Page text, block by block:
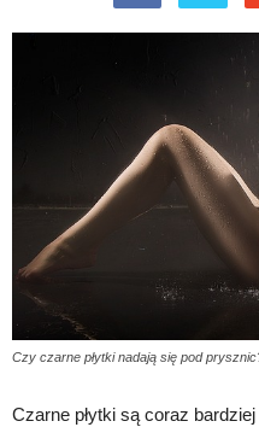
Czy czarne płytki nadają się pod
Czarne płytki są coraz